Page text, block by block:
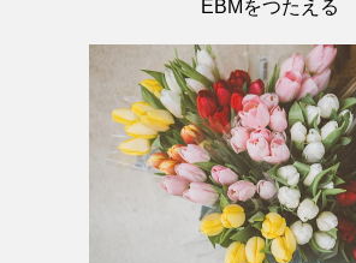
EBMをつたえる